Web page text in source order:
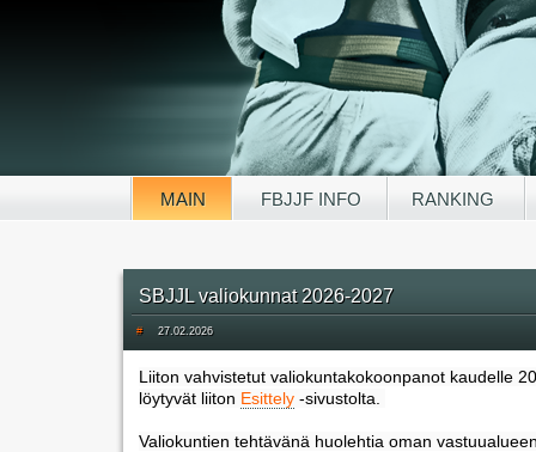
MAIN FBJJF INFO RANKING
SBJJL valiokunnat 2026-2027
# 27.02.2026
Liiton vahvistetut valiokuntakokoonpanot kaudelle
löytyvät liiton Esittely -sivustolta.
Valiokuntien tehtävänä huolehtia oman